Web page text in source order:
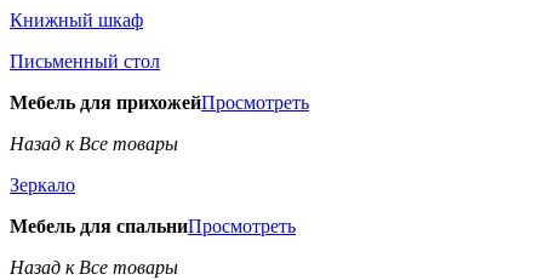
Книжный шкаф
Письменный стол
Мебель для прихожейПросмотреть
Назад к Все товары
Зеркало
Мебель для спальниПросмотреть
Назад к Все товары